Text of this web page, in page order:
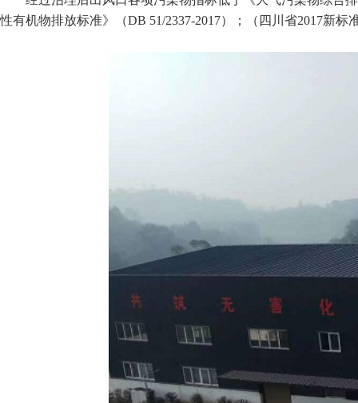
性有机物排放标准》（DB 51/2337-2017）；（四川省2017新标